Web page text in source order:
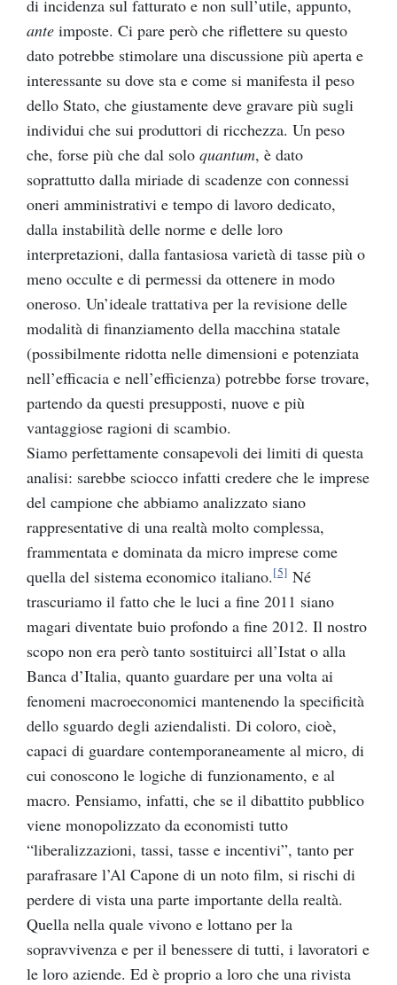
di incidenza sul fatturato e non sull’utile, appunto,
ante imposte. Ci pare però che riflettere su questo
dato potrebbe stimolare una discussione più aperta e
interessante su dove sta e come si manifesta il peso
dello Stato, che giustamente deve gravare più sugli
individui che sui produttori di ricchezza. Un peso
che, forse più che dal solo quantum, è dato
soprattutto dalla miriade di scadenze con connessi
oneri amministrativi e tempo di lavoro dedicato,
dalla instabilità delle norme e delle loro
interpretazioni, dalla fantasiosa varietà di tasse più o
meno occulte e di permessi da ottenere in modo
oneroso. Un’ideale trattativa per la revisione delle
modalità di finanziamento della macchina statale
(possibilmente ridotta nelle dimensioni e potenziata
nell’efficacia e nell’efficienza) potrebbe forse trovare,
partendo da questi presupposti, nuove e più
vantaggiose ragioni di scambio.
Siamo perfettamente consapevoli dei limiti di questa
analisi: sarebbe sciocco infatti credere che le imprese
del campione che abbiamo analizzato siano
rappresentative di una realtà molto complessa,
frammentata e dominata da micro imprese come
quella del sistema economico italiano.[5] Né
trascuriamo il fatto che le luci a fine 2011 siano
magari diventate buio profondo a fine 2012. Il nostro
scopo non era però tanto sostituirci all’Istat o alla
Banca d’Italia, quanto guardare per una volta ai
fenomeni macroeconomici mantenendo la specificità
dello sguardo degli aziendalisti. Di coloro, cioè,
capaci di guardare contemporaneamente al micro, di
cui conoscono le logiche di funzionamento, e al
macro. Pensiamo, infatti, che se il dibattito pubblico
viene monopolizzato da economisti tutto
“liberalizzazioni, tassi, tasse e incentivi”, tanto per
parafrasare l’Al Capone di un noto film, si rischi di
perdere di vista una parte importante della realtà.
Quella nella quale vivono e lottano per la
sopravvivenza e per il benessere di tutti, i lavoratori e
le loro aziende. Ed è proprio a loro che una rivista